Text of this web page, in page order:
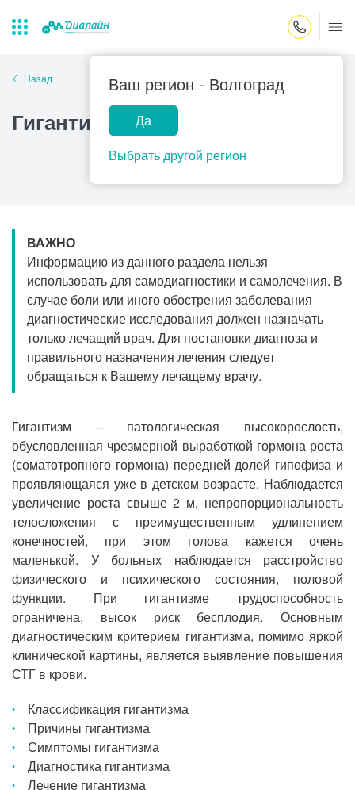
Ваш регион - Волгоград
Да
Выбрать другой регион
Лаборатории
Центр помощи
на дому
Закрыть поиск
Популярные запросы
Прием гинеколога
Прием гастроэнтеролога
Прием офтальмолога
Прием уролога
Прием хирурга
Прием кардиолога
Назад
Гигантизм
ВАЖНО
Информацию из данного раздела нельзя
использовать для самодиагностики и самолечения. В
случае боли или иного обострения заболевания
диагностические исследования должен назначать
только лечащий врач. Для постановки диагноза и
правильного назначения лечения следует
обращаться к Вашему лечащему врачу.
Гигантизм – патологическая высокорослость,
обусловленная чрезмерной выработкой гормона роста
(соматотропного гормона) передней долей гипофиза и
проявляющаяся уже в детском возрасте. Наблюдается
увеличение роста свыше 2 м, непропорциональность
телосложения с преимущественным удлинением
конечностей, при этом голова кажется очень
маленькой. У больных наблюдается расстройство
физического и психического состояния, половой
функции. При гигантизме трудоспособность
ограничена, высок риск бесплодия. Основным
диагностическим критерием гигантизма, помимо яркой
клинической картины, является выявление повышения
СТГ в крови.
Классификация гигантизма
Причины гигантизма
Симптомы гигантизма
Диагностика гигантизма
Лечение гигантизма